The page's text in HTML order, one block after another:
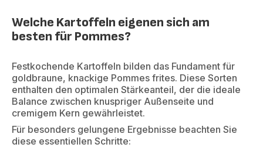
Welche Kartoffeln eigenen sich am
besten für Pommes?
Festkochende Kartoffeln bilden das Fundament für
goldbraune, knackige Pommes frites. Diese Sorten
enthalten den optimalen Stärkeanteil, der die ideale
Balance zwischen knuspriger Außenseite und
cremigem Kern gewährleistet.
Für besonders gelungene Ergebnisse beachten Sie
diese essentiellen Schritte: